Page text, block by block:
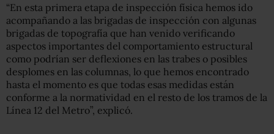
“En esta primera etapa de inspección física hemos ido
acompañando a las brigadas de inspección con algunas
brigadas de topografía que han venido verificando
aspectos importantes del comportamiento estructural
como podrían ser deflexiones en las trabes o posibles
desplomes en las columnas, lo que hemos encontrado
hasta el momento es que todas esas medidas están
conforme a la normatividad en el resto de los tramos de la
Línea 12 del Metro”, explicó.